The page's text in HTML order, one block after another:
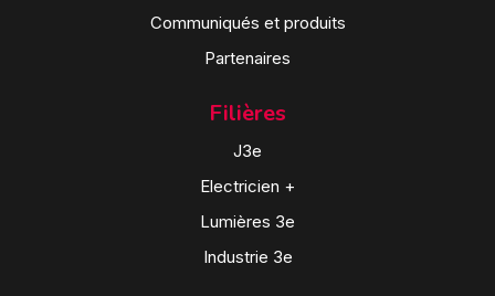
Communiqués et produits
Partenaires
Filières
J3e
Electricien +
Lumières 3e
Industrie 3e